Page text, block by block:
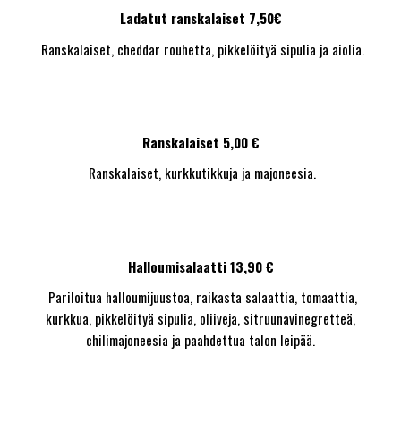
Ladatut ranskalaiset 7,50€
Ranskalaiset, cheddar rouhetta, pikkelöityä sipulia ja aiolia.
Ranskalaiset 5,00 €
Ranskalaiset, kurkkutikkuja ja majoneesia.
Halloumisalaatti 13,90 €
Pariloitua halloumijuustoa, raikasta salaattia, tomaattia,
kurkkua, pikkelöityä sipulia, oliiveja, sitruunavinegretteä,
chilimajoneesia ja paahdettua talon leipää.